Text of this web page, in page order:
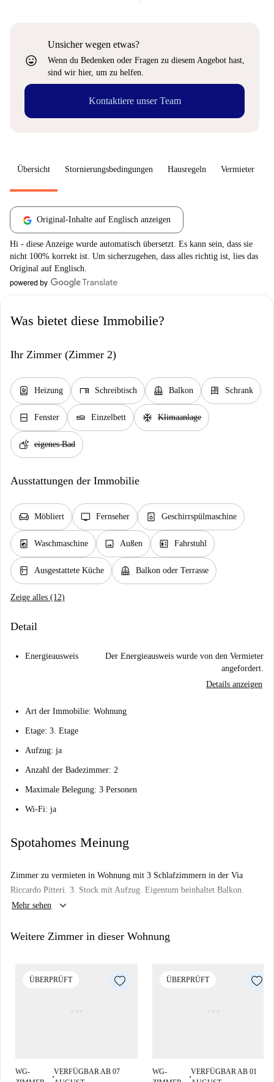
sentiment_very_satisfied
Unsicher wegen etwas?
Wenn du Bedenken oder Fragen zu diesem Angebot hast,
sind wir hier, um zu helfen.
Kontaktiere unser Team
Übersicht Stornierungsbedingungen Hausregeln Vermieter
Original-Inhalte auf Englisch anzeigen
Hi - diese Anzeige wurde automatisch übersetzt. Es kann sein, dass sie
nicht 100% korrekt ist. Um sicherzugehen, dass alles richtig ist, lies das
Original auf Englisch.
Was bietet diese Immobilie?
Ihr Zimmer (Zimmer 2)
water_heater Heizung desk Schreibtisch balcony Balkon dresser Schrank
window_closed Fenster airline_seat_flat Einzelbett ac_unit Klimaanlage
soap eigenes Bad
Ausstattungen der Immobilie
chair Möbliert tv Fernseher dishwasher_gen Geschirrspülmaschine
local_laundry_service Waschmaschine image Außen elevator Fahrstuhl
kitchen Ausgestattete Küche balcony Balkon oder Terrasse
Zeige alles (12)
Detail
Energieausweis
Der Energieausweis wurde von den Vermieter
angefordert.
Details anzeigen
Art der Immobilie: Wohnung
Etage: 3. Etage
Aufzug: ja
Anzahl der Badezimmer: 2
Maximale Belegung: 3 Personen
Wi-Fi: ja
Spotahomes Meinung
Zimmer zu vermieten in Wohnung mit 3 Schlafzimmern in der Via
Riccardo Pitteri. 3. Stock mit Aufzug. Eigentum beinhaltet Balkon.
Mehr sehen
keyboard_arrow_down
Weitere Zimmer in dieser Wohnung
ÜBERPRÜFT
WG-
■
VERFÜGBAR AB 07
ÜBERPRÜFT
WG-
■
VERFÜGBAR AB 01